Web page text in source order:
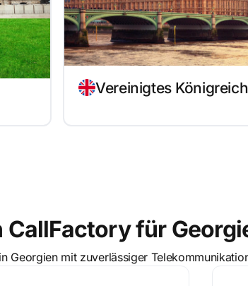
Vereinigtes Königreich
für
Georgien mit zuverlässiger